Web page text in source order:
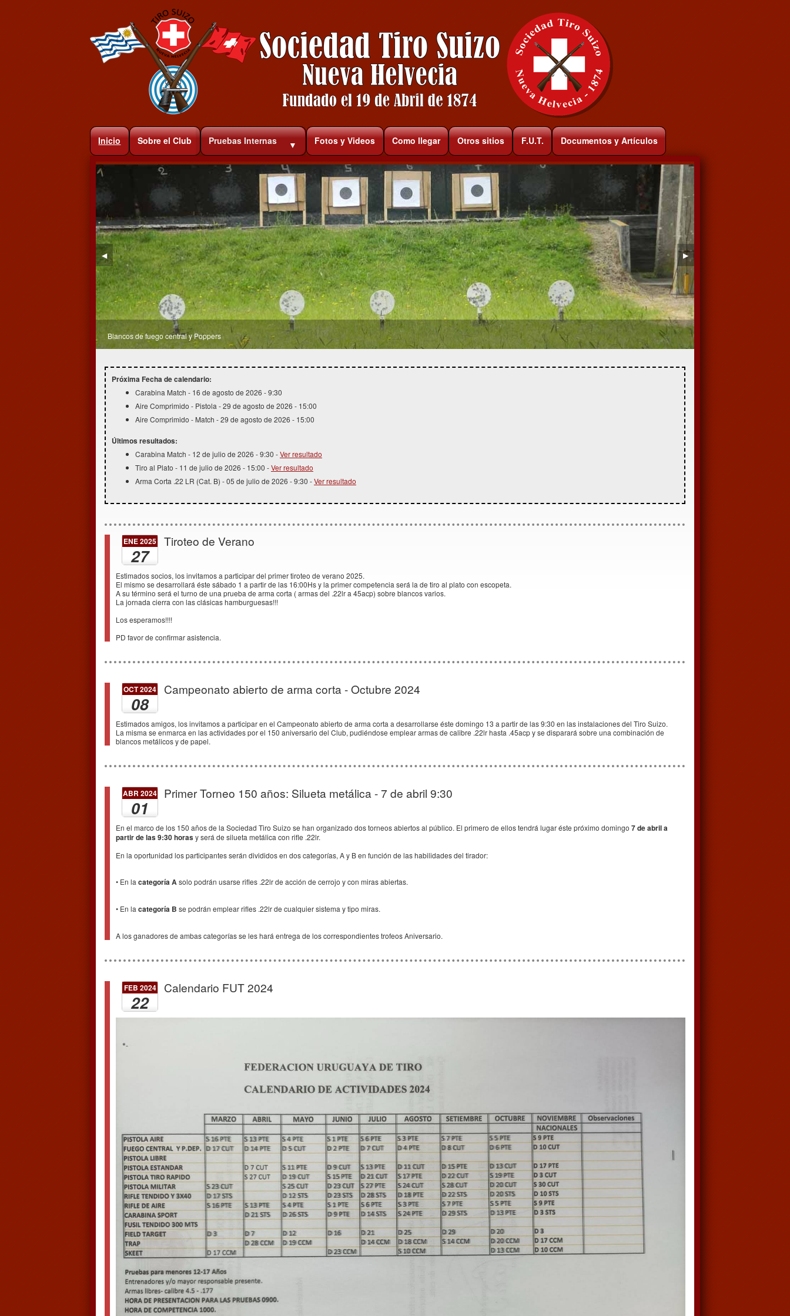
Inicio Sobre el Club Pruebas Internas ▼ Fotos y Videos Como llegar Otros sitios F.U.T. Documentos y Artículos
Zona de blancos a 50 metros
◀ ▶
Próxima Fecha de calendario:
Carabina Match - 16 de agosto de 2026 - 9:30
Aire Comprimido - Pistola - 29 de agosto de 2026 - 15:00
Aire Comprimido - Match - 29 de agosto de 2026 - 15:00
Últimos resultados:
Carabina Match - 12 de julio de 2026 - 9:30 -Ver resultado
Tiro al Plato - 11 de julio de 2026 - 15:00 -Ver resultado
Arma Corta .22 LR (Cat. B) - 05 de julio de 2026 - 9:30 -Ver resultado
ENE 2025
27
Tiroteo de Verano
Estimados socios, los invitamos a participar del primer tiroteo de verano 2025.
El mismo se desarrollará éste sábado 1 a partir de las 16:00Hs y la primer competencia será la de tiro al plato con escopeta.
A su término será el turno de una prueba de arma corta ( armas del .22lr a 45acp) sobre blancos varios.
La jornada cierra con las clásicas hamburguesas!!!
Los esperamos!!!!
PD favor de confirmar asistencia.
OCT 2024
08
Campeonato abierto de arma corta - Octubre 2024
Estimados amigos, los invitamos a participar en el Campeonato abierto de arma corta a desarrollarse éste domingo 13 a partir de las 9:30 en las instalaciones del Tiro Suizo.
La misma se enmarca en las actividades por el 150 aniversario del Club, pudiéndose emplear armas de calibre .22lr hasta .45acp y se disparará sobre una combinación de
blancos metálicos y de papel.
ABR 2024
01
Primer Torneo 150 años: Silueta metálica - 7 de abril 9:30
En el marco de los 150 años de la Sociedad Tiro Suizo se han organizado dos torneos abiertos al público. El primero de ellos tendrá lugar éste próximo domingo 7 de abril a
partir de las 9:30 horasy será de silueta metálica con rifle .22lr.
En la oportunidad los participantes serán divididos en dos categorías, A y B en función de las habilidades del tirador:
• En la categoría Asolo podrán usarse rifles .22lr de acción de cerrojo y con miras abiertas.
• En la categoría B se podrán emplear rifles .22lr de cualquier sistema y tipo miras.
A los ganadores de ambas categorías se les hará entrega de los correspondientes trofeos Aniversario.
FEB 2024
22
Calendario FUT 2024